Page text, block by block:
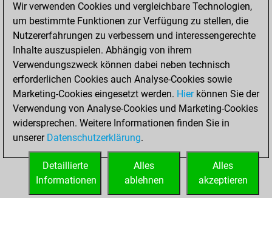
achieved a new Elo
of 1574
Mittwoch,
Februar 2, 2022
You created
your Fritz account
Fritz
You
account
Studies
Wir verwenden Cookies und vergleichbare Technologien,
um bestimmte Funktionen zur Verfügung zu stellen, die
Nutzererfahrungen zu verbessern und interessengerechte
Inhalte auszuspielen. Abhängig von ihrem
Verwendungszweck können dabei neben technisch
erforderlichen Cookies auch Analyse-Cookies sowie
Marketing-Cookies eingesetzt werden. Hierkönnen Sie der
Verwendung von Analyse-Cookies und Marketing-Cookies
widersprechen. Weitere Informationen finden Sie in
unserer Datenschutzerklärung.
Alles
akzeptieren
Alles
ablehnen
Detaillierte
Informationen